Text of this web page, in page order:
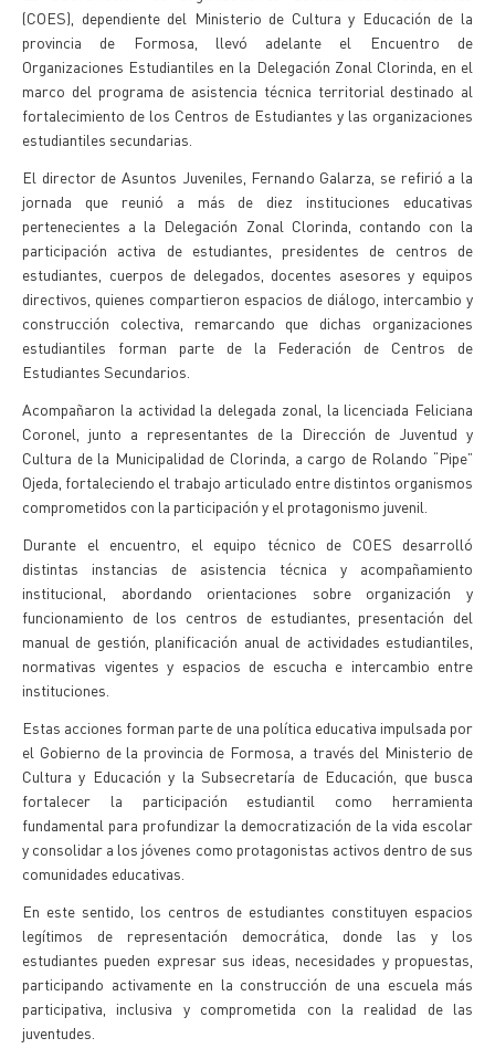
(COES), dependiente del Ministerio de Cultura y Educación de la
provincia de Formosa, llevó adelante el Encuentro de
Organizaciones Estudiantiles en la Delegación Zonal Clorinda, en el
marco del programa de asistencia técnica territorial destinado al
fortalecimiento de los Centros de Estudiantes y las organizaciones
estudiantiles secundarias.
El director de Asuntos Juveniles, Fernando Galarza, se refirió a la
jornada que reunió a más de diez instituciones educativas
pertenecientes a la Delegación Zonal Clorinda, contando con la
participación activa de estudiantes, presidentes de centros de
estudiantes, cuerpos de delegados, docentes asesores y equipos
directivos, quienes compartieron espacios de diálogo, intercambio y
construcción colectiva, remarcando que dichas organizaciones
estudiantiles forman parte de la Federación de Centros de
Estudiantes Secundarios.
Acompañaron la actividad la delegada zonal, la licenciada Feliciana
Coronel, junto a representantes de la Dirección de Juventud y
Cultura de la Municipalidad de Clorinda, a cargo de Rolando “Pipe”
Ojeda, fortaleciendo el trabajo articulado entre distintos organismos
comprometidos con la participación y el protagonismo juvenil.
Durante el encuentro, el equipo técnico de COES desarrolló
distintas instancias de asistencia técnica y acompañamiento
institucional, abordando orientaciones sobre organización y
funcionamiento de los centros de estudiantes, presentación del
manual de gestión, planificación anual de actividades estudiantiles,
normativas vigentes y espacios de escucha e intercambio entre
instituciones.
Estas acciones forman parte de una política educativa impulsada por
el Gobierno de la provincia de Formosa, a través del Ministerio de
Cultura y Educación y la Subsecretaría de Educación, que busca
fortalecer la participación estudiantil como herramienta
fundamental para profundizar la democratización de la vida escolar
y consolidar a los jóvenes como protagonistas activos dentro de sus
comunidades educativas.
En este sentido, los centros de estudiantes constituyen espacios
legítimos de representación democrática, donde las y los
estudiantes pueden expresar sus ideas, necesidades y propuestas,
participando activamente en la construcción de una escuela más
participativa, inclusiva y comprometida con la realidad de las
juventudes.